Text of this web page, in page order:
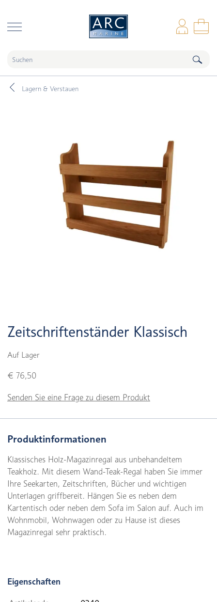
Lagern & Verstauen
Zeitschriftenständer Klassisch
Auf Lager
€ 76,50
Senden Sie eine Frage zu diesem Produkt
Produktinformationen
Klassisches Holz-Magazinregal aus unbehandeltem
Teakholz. Mit diesem Wand-Teak-Regal haben Sie immer
Ihre Seekarten, Zeitschriften, Bücher und wichtigen
Unterlagen griffbereit. Hängen Sie es neben dem
Kartentisch oder neben dem Sofa im Salon auf. Auch im
Wohnmobil, Wohnwagen oder zu Hause ist dieses
Magazinregal sehr praktisch.
Eigenschaften